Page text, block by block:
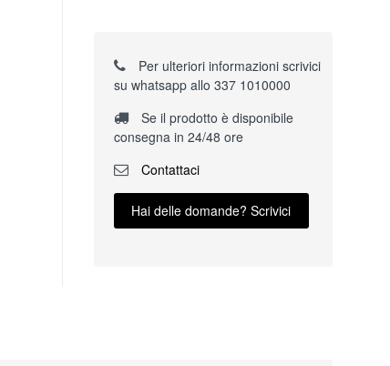
Per ulteriori informazioni scrivici
su whatsapp allo 337 1010000
Se il prodotto è disponibile
consegna in 24/48 ore
Contattaci
Hai delle domande? Scrivici